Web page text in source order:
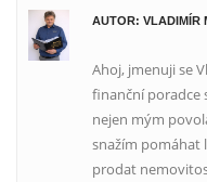
AUTOR: VLADIMÍR
Ahoj, jmenuji se
finanční poradce
nejen mým
snažím pomáhat
prodat